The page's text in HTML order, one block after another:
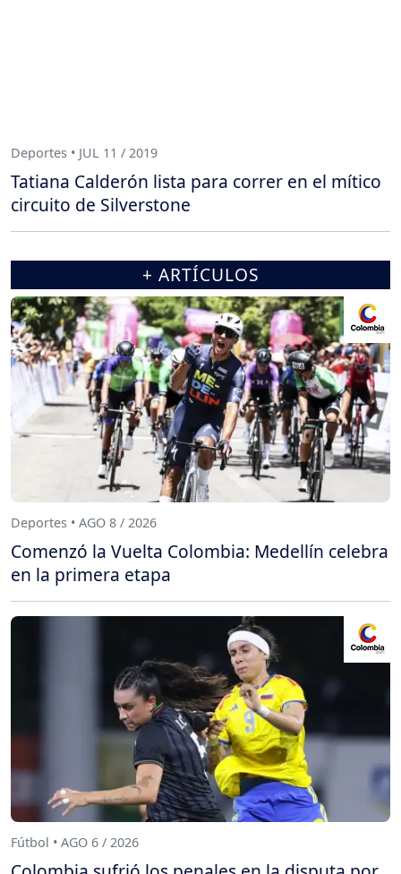
Deportes • JUL 11 / 2019
Tatiana Calderón lista para correr en el mítico
circuito de Silverstone
+ ARTÍCULOS
Deportes • AGO 8 / 2026
Comenzó la Vuelta Colombia: Medellín celebra
en la primera etapa
Fútbol • AGO 6 / 2026